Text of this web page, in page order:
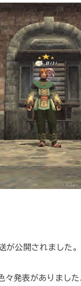
が公開されました。
々発表がありました